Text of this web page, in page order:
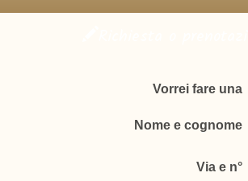
Vorrei fare una
Nome e cognome
Via e n°